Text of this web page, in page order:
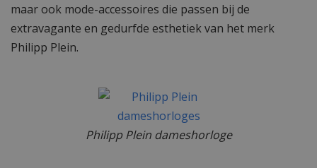
maar ook mode-accessoires die passen bij de
extravagante en gedurfde esthetiek van het merk
Philipp Plein.
Philipp Plein dameshorloge